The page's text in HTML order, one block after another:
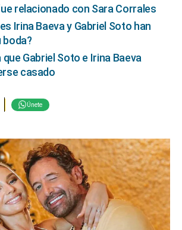
relacionado con Sara Corrales
Irina Baeva y Gabriel Soto han
Gabriel Soto e Irina Baeva
casado
Únete